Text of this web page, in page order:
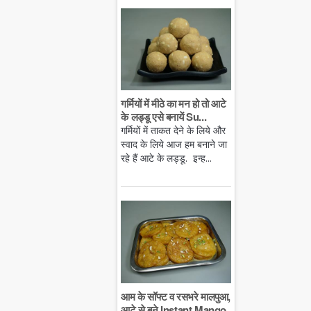
गर्मियों में मीठे का मन हो तो आटे
के लड्डू एसे बनायें Su...
गर्मियों में ताकत देने के लिये और
स्वाद के लिये आज हम बनाने जा
रहे हैं आटे के लड्डू. इन्ह...
आम के सॉफ्ट व रसभरे मालपुआ,